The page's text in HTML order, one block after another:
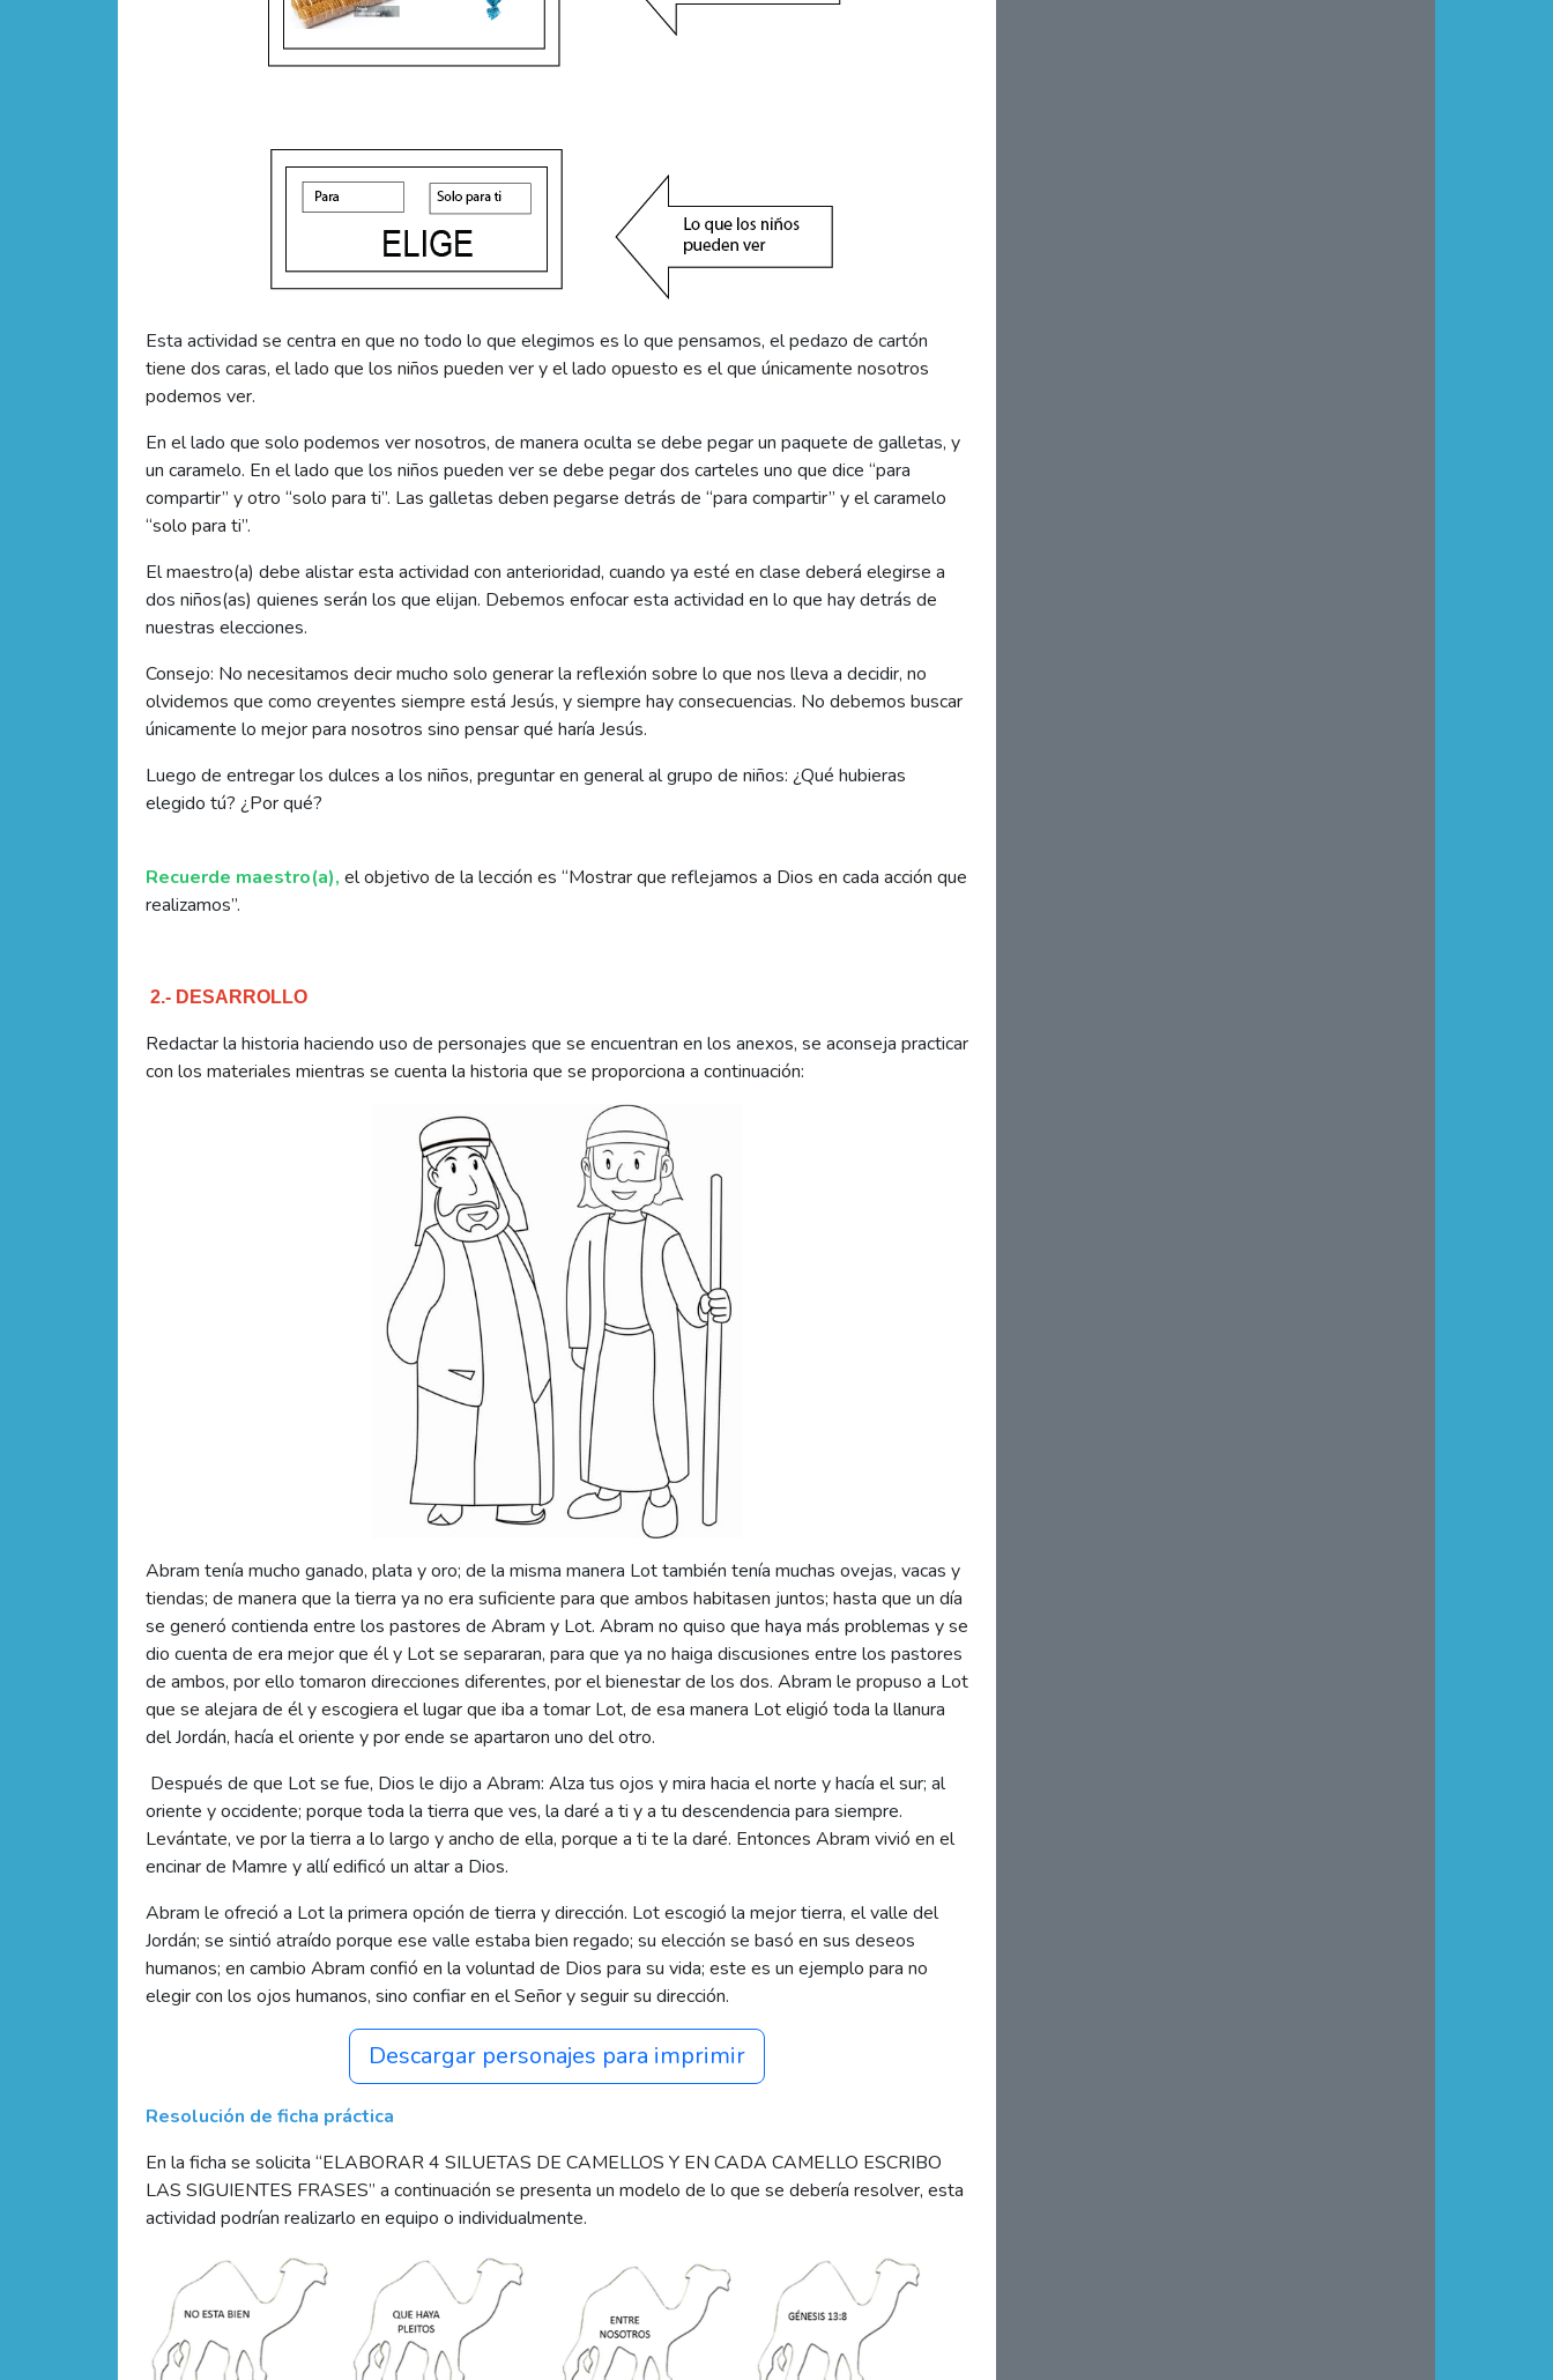
Esta actividad se centra en que no todo lo que elegimos es lo que pensamos, el pedazo de cartón
tiene dos caras, el lado que los niños pueden ver y el lado opuesto es el que únicamente nosotros
podemos ver.
En el lado que solo podemos ver nosotros, de manera oculta se debe pegar un paquete de galletas, y
un caramelo. En el lado que los niños pueden ver se debe pegar dos carteles uno que dice “para
compartir” y otro “solo para ti”. Las galletas deben pegarse detrás de “para compartir” y el caramelo
“solo para ti”.
El maestro(a) debe alistar esta actividad con anterioridad, cuando ya esté en clase deberá elegirse a
dos niños(as) quienes serán los que elijan. Debemos enfocar esta actividad en lo que hay detrás de
nuestras elecciones.
Consejo: No necesitamos decir mucho solo generar la reflexión sobre lo que nos lleva a decidir, no
olvidemos que como creyentes siempre está Jesús, y siempre hay consecuencias. No debemos buscar
únicamente lo mejor para nosotros sino pensar qué haría Jesús.
Luego de entregar los dulces a los niños, preguntar en general al grupo de niños: ¿Qué hubieras
elegido tú? ¿Por qué?
Recuerde maestro(a), el objetivo de la lección es “Mostrar que reflejamos a Dios en cada acción que
realizamos”.
2.- DESARROLLO
Redactar la historia haciendo uso de personajes que se encuentran en los anexos, se aconseja practicar
con los materiales mientras se cuenta la historia que se proporciona a continuación:
Abram tenía mucho ganado, plata y oro; de la misma manera Lot también tenía muchas ovejas, vacas y
tiendas; de manera que la tierra ya no era suficiente para que ambos habitasen juntos; hasta que un día
se generó contienda entre los pastores de Abram y Lot. Abram no quiso que haya más problemas y se
dio cuenta de era mejor que él y Lot se separaran, para que ya no haiga discusiones entre los pastores
de ambos, por ello tomaron direcciones diferentes, por el bienestar de los dos. Abram le propuso a Lot
que se alejara de él y escogiera el lugar que iba a tomar Lot, de esa manera Lot eligió toda la llanura
del Jordán, hacía el oriente y por ende se apartaron uno del otro.
Después de que Lot se fue, Dios le dijo a Abram: Alza tus ojos y mira hacia el norte y hacía el sur; al
oriente y occidente; porque toda la tierra que ves, la daré a ti y a tu descendencia para siempre.
Levántate, ve por la tierra a lo largo y ancho de ella, porque a ti te la daré. Entonces Abram vivió en el
encinar de Mamre y allí edificó un altar a Dios.
Abram le ofreció a Lot la primera opción de tierra y dirección. Lot escogió la mejor tierra, el valle del
Jordán; se sintió atraído porque ese valle estaba bien regado; su elección se basó en sus deseos
humanos; en cambio Abram confió en la voluntad de Dios para su vida; este es un ejemplo para no
elegir con los ojos humanos, sino confiar en el Señor y seguir su dirección.
Descargar personajes para imprimir
Resolución de ficha práctica
En la ficha se solicita “ELABORAR 4 SILUETAS DE CAMELLOS Y EN CADA CAMELLO ESCRIBO
LAS SIGUIENTES FRASES” a continuación se presenta un modelo de lo que se debería resolver, esta
actividad podrían realizarlo en equipo o individualmente.